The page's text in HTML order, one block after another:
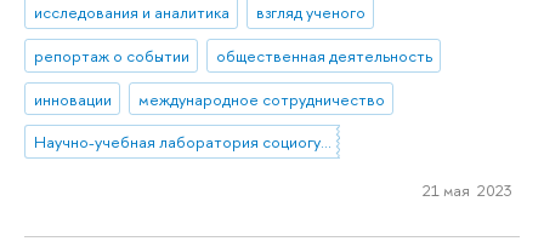
исследования и аналитика
взгляд ученого
репортаж о событии
общественная деятельность
инновации
международное сотрудничество
Научно-учебная лаборатория социогуманитарных исследований Севера и Арктики
21 мая 2023